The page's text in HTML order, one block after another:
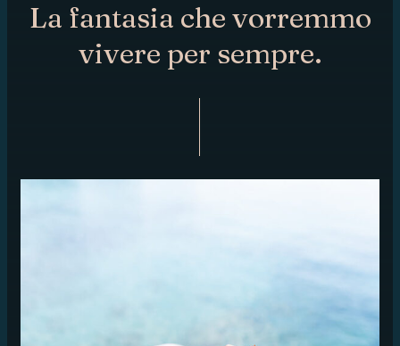
La fantasia che vorremmo
vivere per sempre.